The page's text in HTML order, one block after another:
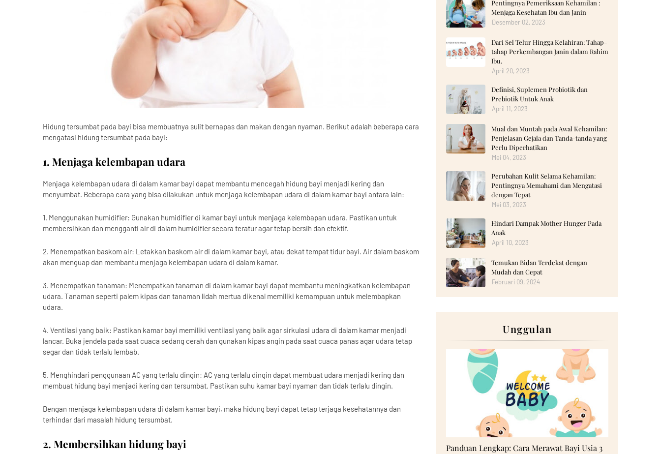
Hidung tersumbat pada bayi bisa membuatnya sulit bernapas dan makan dengan nyaman. Berikut adalah beberapa cara
mengatasi hidung tersumbat pada bayi:
1. Menjaga kelembapan udara
Menjaga kelembapan udara di dalam kamar bayi dapat membantu mencegah hidung bayi menjadi kering dan
menyumbat. Beberapa cara yang bisa dilakukan untuk menjaga kelembapan udara di dalam kamar bayi antara lain:
1. Menggunakan humidifier: Gunakan humidifier di kamar bayi untuk menjaga kelembapan udara. Pastikan untuk
membersihkan dan mengganti air di dalam humidifier secara teratur agar tetap bersih dan efektif.
2. Menempatkan baskom air: Letakkan baskom air di dalam kamar bayi, atau dekat tempat tidur bayi. Air dalam baskom
akan menguap dan membantu menjaga kelembapan udara di dalam kamar.
3. Menempatkan tanaman: Menempatkan tanaman di dalam kamar bayi dapat membantu meningkatkan kelembapan
udara. Tanaman seperti palem kipas dan tanaman lidah mertua dikenal memiliki kemampuan untuk melembapkan
udara.
4. Ventilasi yang baik: Pastikan kamar bayi memiliki ventilasi yang baik agar sirkulasi udara di dalam kamar menjadi
lancar. Buka jendela pada saat cuaca sedang cerah dan gunakan kipas angin pada saat cuaca panas agar udara tetap
segar dan tidak terlalu lembab.
5. Menghindari penggunaan AC yang terlalu dingin: AC yang terlalu dingin dapat membuat udara menjadi kering dan
membuat hidung bayi menjadi kering dan tersumbat. Pastikan suhu kamar bayi nyaman dan tidak terlalu dingin.
Dengan menjaga kelembapan udara di dalam kamar bayi, maka hidung bayi dapat tetap terjaga kesehatannya dan
terhindar dari masalah hidung tersumbat.
2. Membersihkan hidung bayi
Pentingnya Pemeriksaan Kehamilan :
Menjaga Kesehatan Ibu dan Janin
Desember 02, 2023
Dari Sel Telur Hingga Kelahiran: Tahap-
tahap Perkembangan Janin dalam Rahim
Ibu.
April 20, 2023
Definisi, Suplemen Probiotik dan
Prebiotik Untuk Anak
April 11, 2023
Mual dan Muntah pada Awal Kehamilan:
Penjelasan Gejala dan Tanda-tanda yang
Perlu Diperhatikan
Mei 04, 2023
Perubahan Kulit Selama Kehamilan:
Pentingnya Memahami dan Mengatasi
dengan Tepat
Mei 03, 2023
Hindari Dampak Mother Hunger Pada
Anak
April 10, 2023
Temukan Bidan Terdekat dengan
Mudah dan Cepat
Februari 09, 2024
Unggulan
Panduan Lengkap: Cara Merawat Bayi Usia 3